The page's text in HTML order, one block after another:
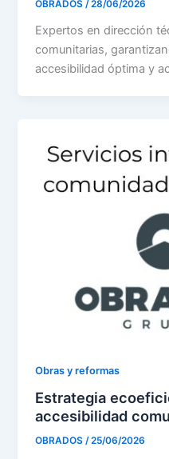
OBRADOS/28/06/2026
Expertos en dirección
comunitarias,
accesibilidad óptima y
Obras y reformas
Estrategia
accesibilidad
OBRADOS/25/06/2026